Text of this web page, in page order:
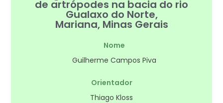
de artrópodes na bacia do rio
Gualaxo do Norte,
Mariana, Minas Gerais
Nome
Guilherme Campos Piva
Orientador
Thiago Kloss